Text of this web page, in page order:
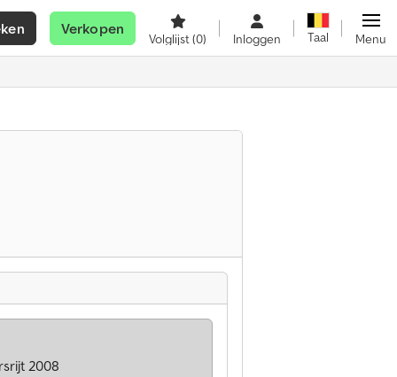
Verkopen
Volglijst(0) Inloggen Taal Menu
2008